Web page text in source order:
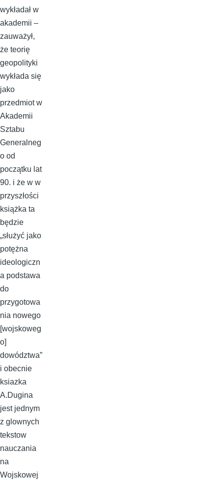
wykładał w
akademii –
zauważył,
że teorię
geopolityki
wykłada się
jako
przedmiot w
Akademii
Sztabu
Generalneg
o od
początku lat
90. i że w w
przyszłości
książka ta
będzie
„służyć jako
potężna
ideologiczn
a podstawa
do
przygotowa
nia nowego
[wojskoweg
o]
dowództwa”
i obecnie
ksiazka
A.Dugina
jest jednym
z glownych
tekstow
nauczania
na
Wojskowej